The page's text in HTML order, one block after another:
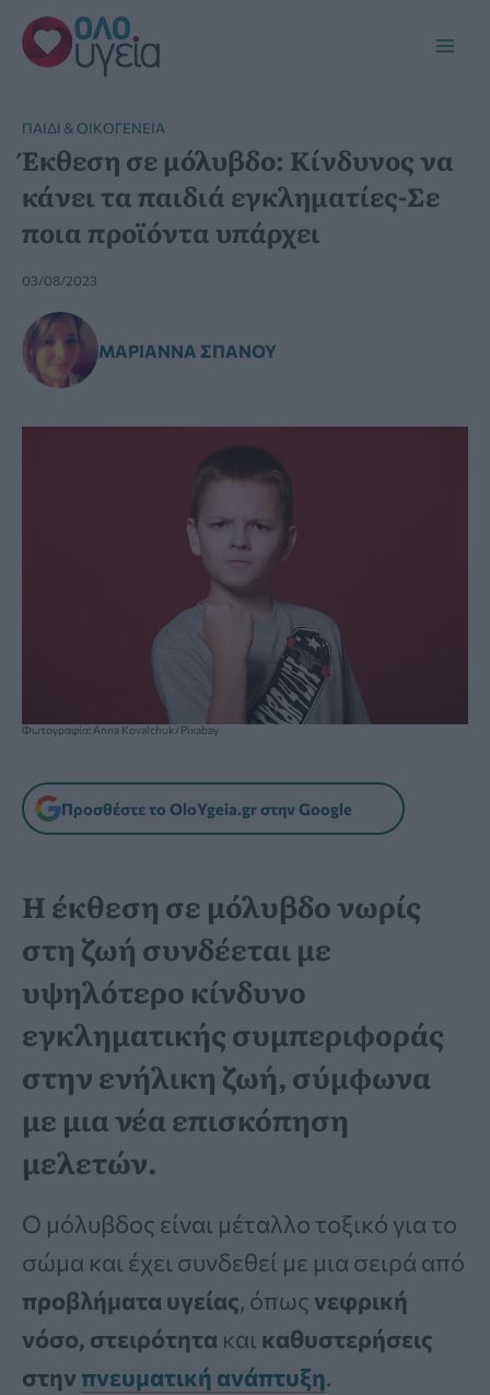
Μετάβαση
στο
περιεχόμενο
ΠΑΙΔΊ & ΟΙΚΟΓΈΝΕΙΑ
Έκθεση σε μόλυβδο: Κίνδυνος να
κάνει τα παιδιά εγκληματίες-Σε
ποια προϊόντα υπάρχει
03/08/2023
ΜΑΡΙΆΝΝΑ ΣΠΑΝΟΎ
Φωτογραφία: Anna Kovalchuk/Pixabay
Προσθέστε το OloYgeia.gr στην Google
Η έκθεση σε μόλυβδο νωρίς
στη ζωή συνδέεται με
υψηλότερο κίνδυνο
εγκληματικής συμπεριφοράς
στην ενήλικη ζωή, σύμφωνα
με μια νέα επισκόπηση
μελετών.
Ο μόλυβδος είναι μέταλλο τοξικό για το
σώμα και έχει συνδεθεί με μια σειρά από
προβλήματα υγείας, όπωςνεφρική
νόσο, στειρότητα και καθυστερήσεις
στηνπνευματική ανάπτυξη.